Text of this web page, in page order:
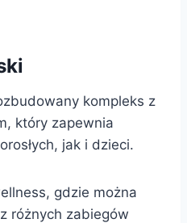
kompleks z
który zapewnia
jak i dzieci.
gdzie można
różnych zabiegów